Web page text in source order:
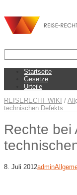
Startseite
Gesetze
Urteile
REISERECHT WIKI /
technischen Defekts
Rechte bei
8. Juli 2012admin